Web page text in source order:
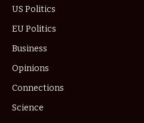
US Politics
EU Politics
Business
Opinions
Connections
Science